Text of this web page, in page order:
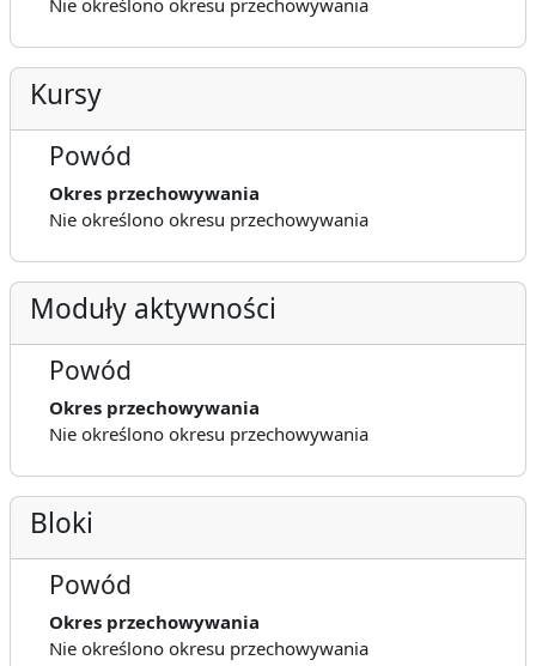
Nie określono okresu przechowywania
Kursy
Powód
Okres przechowywania
Nie określono okresu przechowywania
Moduły aktywności
Powód
Okres przechowywania
Nie określono okresu przechowywania
Bloki
Powód
Okres przechowywania
Nie określono okresu przechowywania